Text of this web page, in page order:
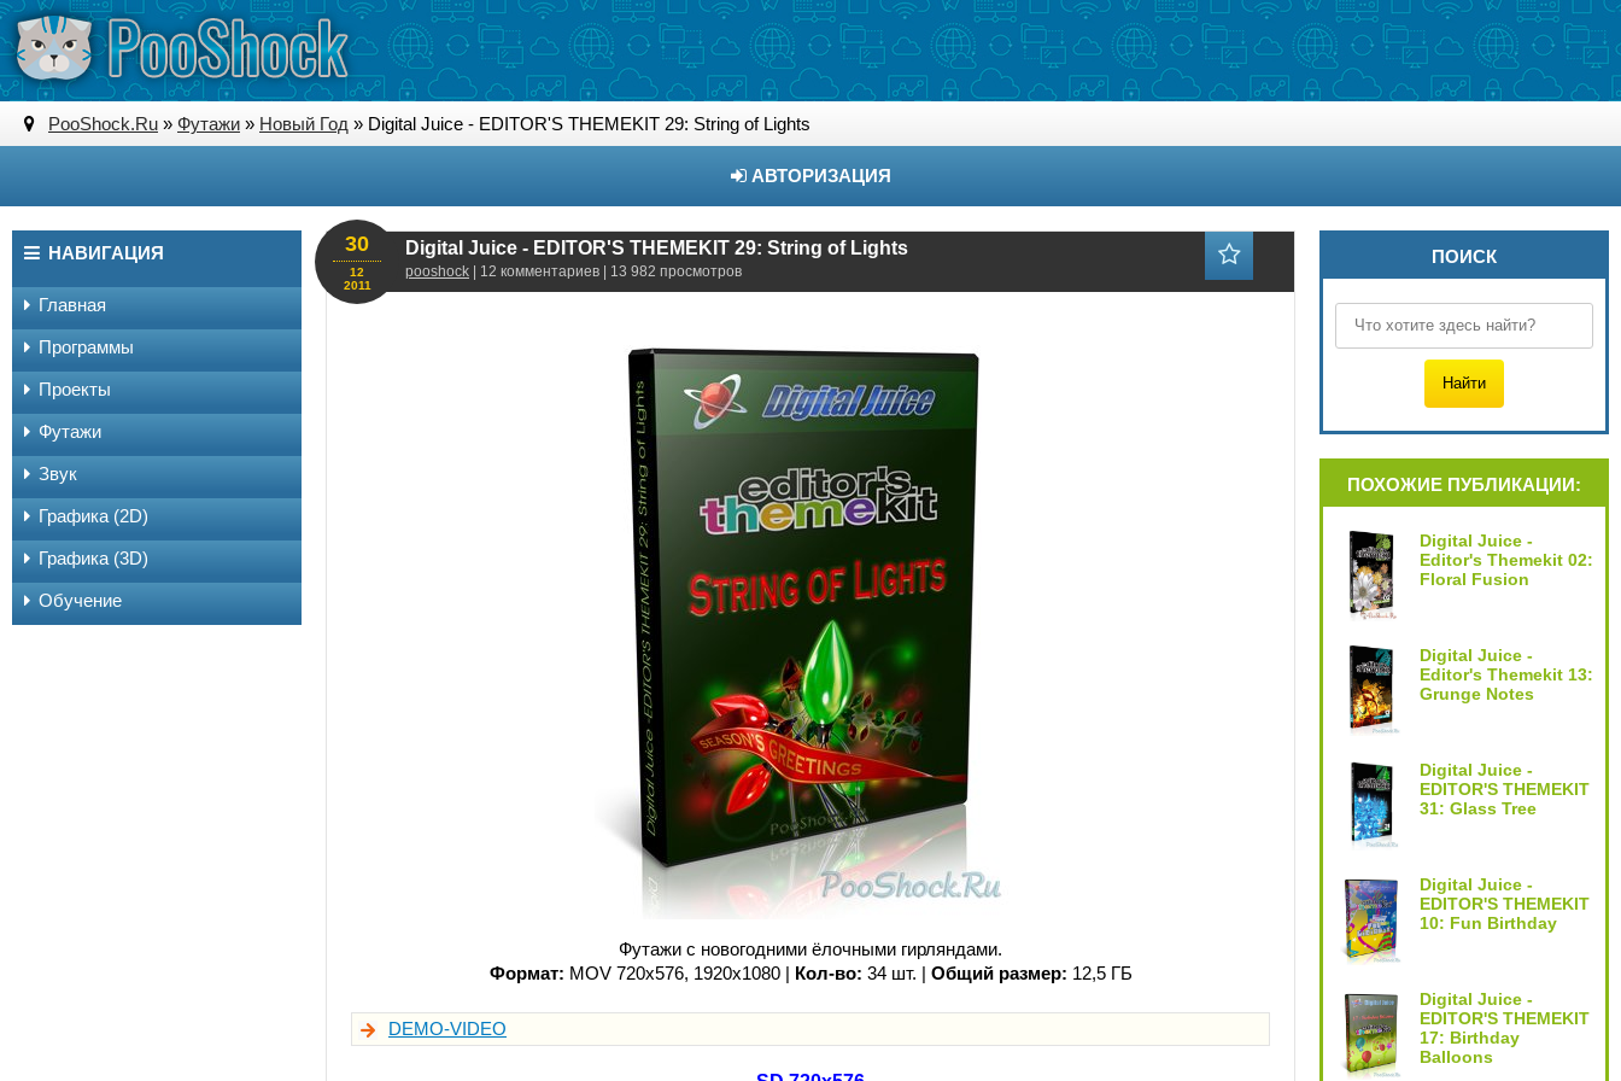
PooShock.Ru » Футажи » Новый Год » Digital Juice - EDITOR'S THEMEKIT 29: String of Lights
АВТОРИЗАЦИЯ
Digital Juice - EDITOR'S THEMEKIT 29: String of Lights
pooshock | 12 комментариев | 13 982 просмотров
30
12
2011
Футажи с новогодними ёлочными гирляндами.
Формат: MOV 720x576, 1920x1080 | Кол-во: 34 шт. | Общий размер: 12,5 ГБ
DEMO-VIDEO
НАВИГАЦИЯ
Главная
Программы
Проекты
Футажи
Звук
Графика (2D)
Графика (3D)
Обучение
ПОИСК
ПОХОЖИЕ ПУБЛИКАЦИИ:
Digital Juice -
Editor's Themekit 02:
Floral Fusion
Digital Juice -
Editor's Themekit 13:
Grunge Notes
Digital Juice -
EDITOR'S THEMEKIT
31: Glass Tree
Digital Juice -
EDITOR'S THEMEKIT
10: Fun Birthday
Digital Juice -
EDITOR'S THEMEKIT
17: Birthday
Balloons